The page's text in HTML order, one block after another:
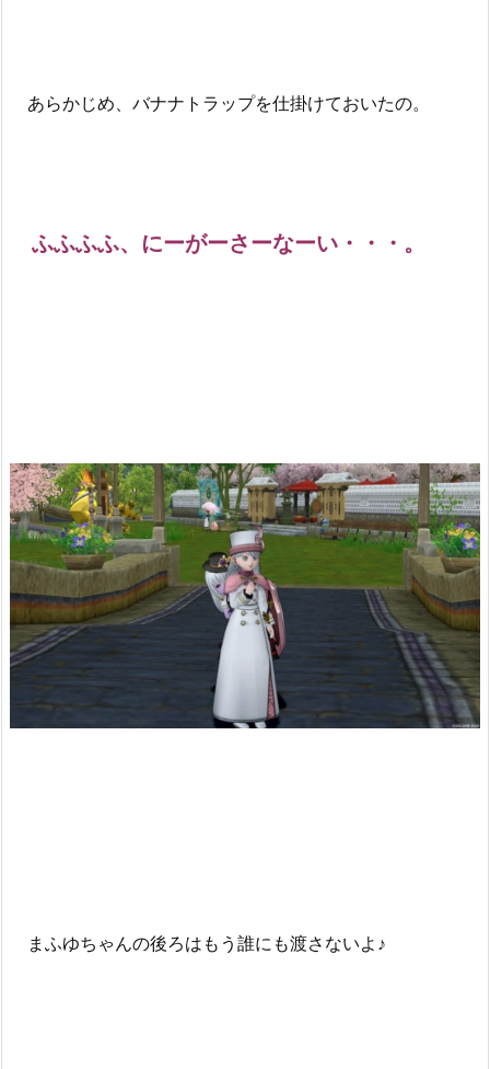
あらかじめ、バナナトラップを仕掛けておいたの。
ふふふふ、にーがーさーなーい・・・。
まふゆちゃんの後ろはもう誰にも渡さないよ♪